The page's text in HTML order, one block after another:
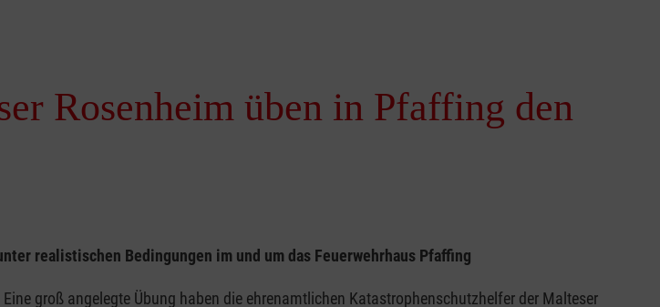
Rosenheim üben in Pfaffing den
realistischen Bedingungen im und um das Feuerwehrhaus Pfaffing
Eine groß angelegte Übung haben die ehrenamtlichen Katastrophenschutzhelfer der Malteser